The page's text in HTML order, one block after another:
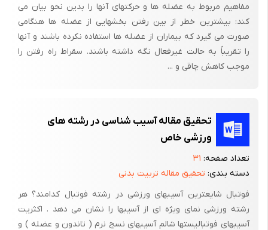
تولید می کند؛ مستقیم با پایین بردن سرمتاتارس اول و غیرمستقیم با
کشیدن متاتارس اول رو به خارج، بطوری که متاتارس های داخلی و
خارجی به اصطلاح قطعه واحدی را می سازند. تری سپس سورای به
عنوان یک پلنتار فلکسور –بطور مستقیم- تنها روی متاتارس خارجی
عمل می کند. لذا با کوپل شدن متاتارسهای خارجی و داخلی،
مفاهیم مربوط به عضله ها و حرکتهای آنها را بدین نحو بیان می
کند: بیشترین خطر از بین رفتن بخشهایی از عضله ها هنگامی
صورت می گیرد که بیماران از عضله ها استفاده نکرده باشند و آنها
را تقریباً به حالت غیرفعال نگه داشته باشند. سقراط راه رفتن را
موجب کاهش چاقی و ...
تحقیق مقاله آسیب شناسی در رشته های
ورزشی خاص
تعداد صفحه: ۳۱
دسته بندی: تحقیق مقاله تربیت بدنی
فوتبال شایعترین آسیبهای ورزشی در رشته فوتبال کدامند؟ هر
رشته ورزشی نمای ویژه ای از آسیبها را نشان می دهد . اکثریت
آسیبهای فوتبالیستها شالم آسیبهای نسج نرم ( تاندون و عضله ) و